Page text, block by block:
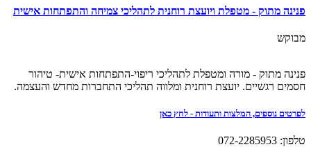
פנינה מתוק - מטפלת ויועצת רוחנית לתהליכי צמיחה והתפתחות אישית
מבוקש
פנינה מתוק - מורה ומטפלת לתהליכי ריפוי-התפתחות אישית- טיהור
חסמים רגשיים. יועצת רוחנית ומלווה תהליכי התחברות מחדש והעצמה.
לפרטים נוספים, המלצות ותעודות - לחץ כאן
טלפון: 072-2285953